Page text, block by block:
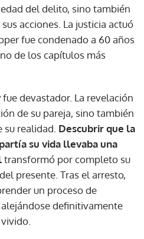
del delito, sino también
acciones. La justicia actuó
fue condenado a 60 años
de los capítulos más
devastador. La revelación
de su pareja, sino también
realidad. Descubrir que la
su vida llevaba una
transformó por completo su
presente. Tras el arresto,
un proceso de
definitivamente